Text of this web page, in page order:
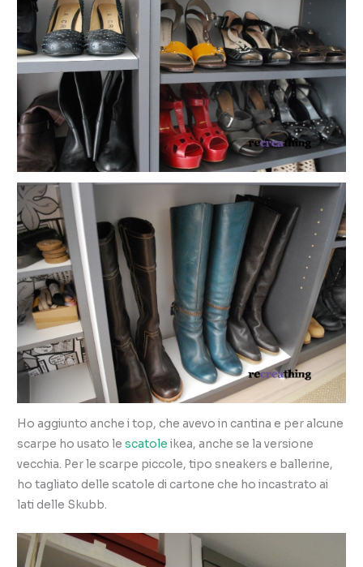
Ho aggiunto anche i top, che avevo in cantina e per alcune
scarpe ho usato lescatole ikea, anche se la versione
vecchia. Per le scarpe piccole, tipo sneakers e ballerine,
ho tagliato delle scatole di cartone che ho incastrato ai
lati delle Skubb.